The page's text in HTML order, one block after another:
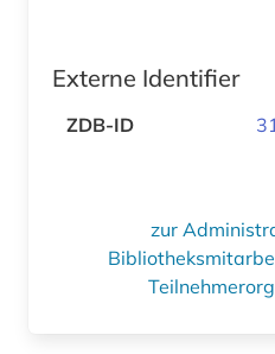
Externe Identifier
ZDB-ID
zur